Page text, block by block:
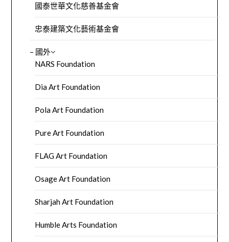
國泰世華文化慈善基金會
忠泰建築文化藝術基金會
– 國外
NARS Foundation
Dia Art Foundation
Pola Art Foundation
Pure Art Foundation
FLAG Art Foundation
Osage Art Foundation
Sharjah Art Foundation
Humble Arts Foundation